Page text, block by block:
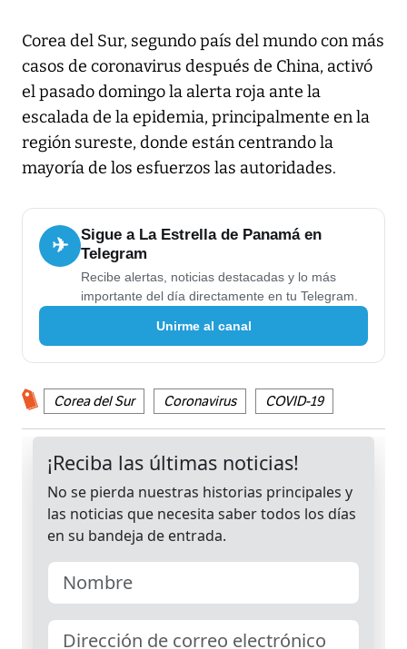
Corea del Sur, segundo país del mundo con más
casos de coronavirus después de China, activó
el pasado domingo la alerta roja ante la
escalada de la epidemia, principalmente en la
región sureste, donde están centrando la
mayoría de los esfuerzos las autoridades.
✈
Sigue a La Estrella de Panamá en
Telegram
Recibe alertas, noticias destacadas y lo más
importante del día directamente en tu Telegram.
Unirme al canal
Corea del Sur Coronavirus COVID-19